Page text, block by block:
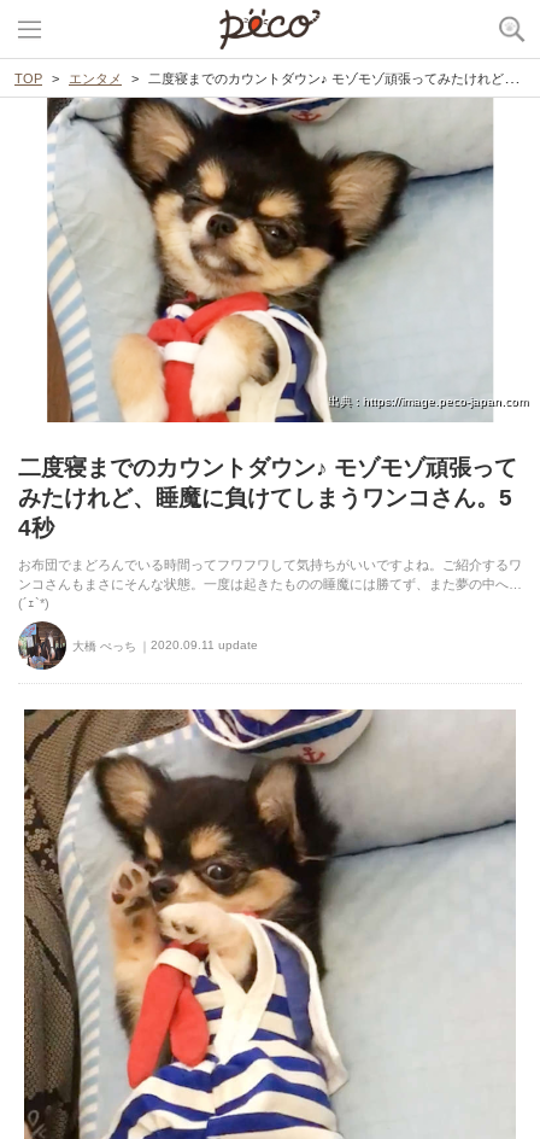
TOP エンタメ 二度寝までのカウントダウン♪ モゾモゾ頑張ってみたけれど、睡魔に負けてしまうワンコさん。54秒
出典 : https://image.peco-japan.com
二度寝までのカウントダウン♪ モゾモゾ頑張って
みたけれど、睡魔に負けてしまうワンコさん。5
4秒
お布団でまどろんでいる時間ってフワフワして気持ちがいいですよね。ご紹介するワ
ンコさんもまさにそんな状態。一度は起きたものの睡魔には勝てず、また夢の中へ…
(´ｪ`*)
大橋 ぺっち 2020.09.11 update